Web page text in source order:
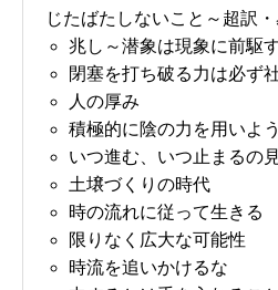
じたばたしないこと～超訳
兆し～潜象は現象に前駆
閉塞を打ち破る力は必ず
人の厚み
積極的に陰の力を用いよう
いつ進む、いつ止まるの
土壌づくりの時代
時の流れに従って生きる
限りなく広大な可能性
時流を追いかけるな